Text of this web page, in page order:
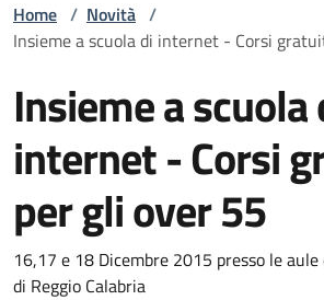
Home / Novità /
Insieme a scuola di internet - Corsi
Insieme a scuola
internet - Corsi
per gli over 55
Dettagli della notizia
16,17 e 18 Dicembre 2015 presso le
di Reggio Calabria